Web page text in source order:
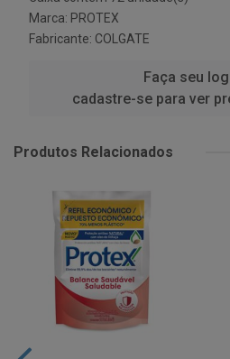
Marca: PROTEX
Fabricante: COLGATE
Faça seu
cadastre-se para ver
Produtos Relacionados